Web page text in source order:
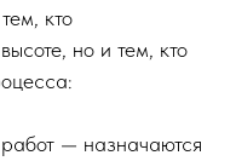
кто
но и тем, кто
работ — назначаются